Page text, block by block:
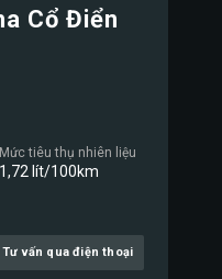
Cổ Điển
Mức tiêu thụ nhiên liệu
1,72 lít/100km
Tư vấn qua điện thoại